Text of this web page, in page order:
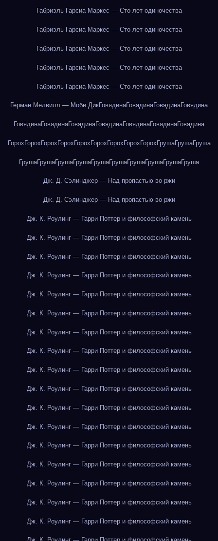
Габриэль Гарсиа Маркес — Сто лет одиночества
Габриэль Гарсиа Маркес — Сто лет одиночества
Габриэль Гарсиа Маркес — Сто лет одиночества
Габриэль Гарсиа Маркес — Сто лет одиночества
Габриэль Гарсиа Маркес — Сто лет одиночества
Герман Мелвилл — Моби ДикГовядинаГовядинаГовядинаГовядина
ГовядинаГовядинаГовядинаГовядинаГовядинаГовядинаГовядина
Горох Горох Горох Горох Горох Горох Горох Горох Горох ГрушаГрушаГруша
ГрушаГрушаГрушаГрушаГрушаГрушаГрушаГрушаГрушаГруша
Дж. Д. Сэлинджер — Над пропастью во ржи
Дж. Д. Сэлинджер — Над пропастью во ржи
Дж. К. Роулинг — Гарри Поттер и философский камень
Дж. К. Роулинг — Гарри Поттер и философский камень
Дж. К. Роулинг — Гарри Поттер и философский камень
Дж. К. Роулинг — Гарри Поттер и философский камень
Дж. К. Роулинг — Гарри Поттер и философский камень
Дж. К. Роулинг — Гарри Поттер и философский камень
Дж. К. Роулинг — Гарри Поттер и философский камень
Дж. К. Роулинг — Гарри Поттер и философский камень
Дж. К. Роулинг — Гарри Поттер и философский камень
Дж. К. Роулинг — Гарри Поттер и философский камень
Дж. К. Роулинг — Гарри Поттер и философский камень
Дж. К. Роулинг — Гарри Поттер и философский камень
Дж. К. Роулинг — Гарри Поттер и философский камень
Дж. К. Роулинг — Гарри Поттер и философский камень
Дж. К. Роулинг — Гарри Поттер и философский камень
Дж. К. Роулинг — Гарри Поттер и философский камень
Дж. К. Роулинг — Гарри Поттер и философский камень